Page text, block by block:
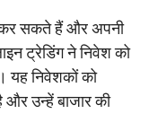
कर सकते हैं और अपनी
ट्रेडिंग ने निवेश को
यह निवेशकों को
और उन्हें बाजार की